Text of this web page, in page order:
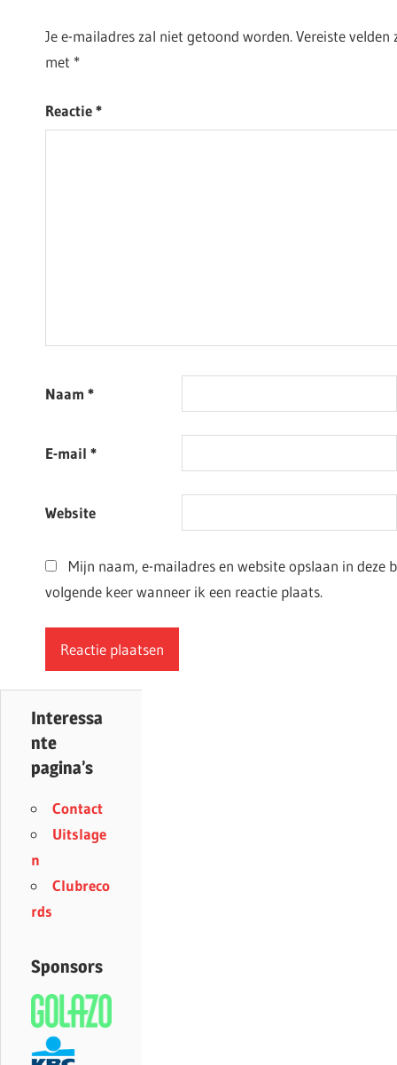
Je e-mailadres zal niet getoond worden.Vereiste velden
met *
Reactie*
Naam *
E-mail *
Website
Mijn naam, e-mailadres en website opslaan in deze
volgende keer wanneer ik een reactie plaats.
Interessa
nte
pagina’s
Contact
Uitslage
n
Clubreco
rds
Sponsors